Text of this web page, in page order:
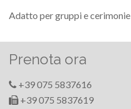
Adatto per gruppi e cerimonie
Prenota ora
+39 075 5837616
+39 075 5837619